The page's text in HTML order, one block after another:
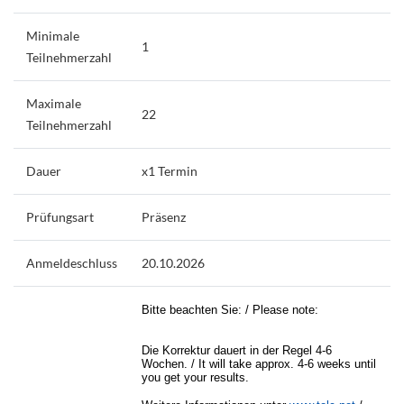
Minimale
Teilnehmerzahl
1
Maximale
Teilnehmerzahl
22
Dauer x1 Termin
Prüfungsart Präsenz
Anmeldeschluss 20.10.2026
Bitte beachten Sie: / Please note:
Die Korrektur dauert in der Regel 4-6
Wochen. / It will take approx. 4-6 weeks until
you get your results.